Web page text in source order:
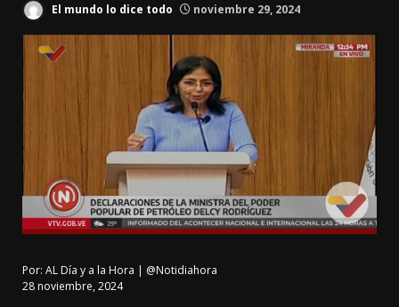
El mundo lo dice todo noviembre 29, 2024
Por: AL Día y a la Hora | @Notidiahora
28 noviembre, 2024